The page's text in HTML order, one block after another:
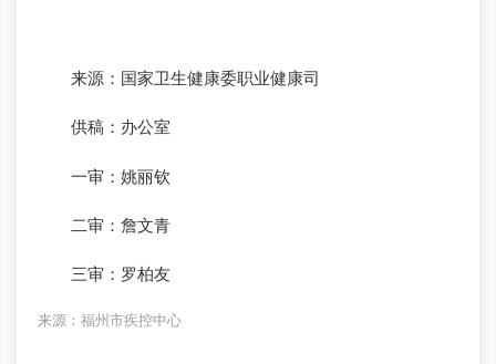
来源：国家卫生健康委职业健康司
供稿：办公室
一审：姚丽钦
二审：詹文青
三审：罗柏友
来源：福州市疾控中心